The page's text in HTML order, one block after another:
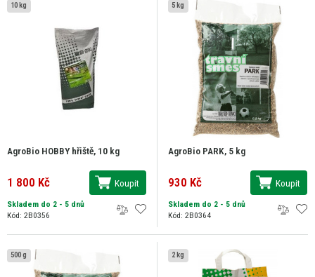
10 kg
AgroBio HOBBY hřiště, 10 kg
1 800 Kč Koupit
Skladem do 2 - 5 dnů
Kód: 2B0356
5 kg
AgroBio PARK, 5 kg
930 Kč Koupit
Skladem do 2 - 5 dnů
Kód: 2B0364
500 g 2 kg